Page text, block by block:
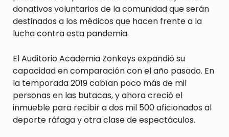
donativos voluntarios de la comunidad que serán
destinados a los médicos que hacen frente a la
lucha contra esta pandemia.
El Auditorio Academia Zonkeys expandió su
capacidad en comparación con el año pasado. En
la temporada 2019 cabían poco más de mil
personas en las butacas, y ahora creció el
inmueble para recibir a dos mil 500 aficionados al
deporte ráfaga y otra clase de espectáculos.